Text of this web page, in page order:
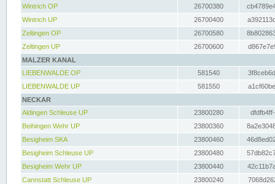
Wintrich OP
26700380
Wintrich UP
26700400
Zeltingen OP
26700580
Zeltingen UP
26700600
MALZER KANAL
LIEBENWALDE OP
581540
LIEBENWALDE UP
581550
NECKAR
Aldingen Schleuse UP
23800280
Beihingen Wehr UP
23800360
Besigheim SKA
23800460
Besigheim Schleuse UP
23800480
Besigheim Wehr UP
23800440
Cannstatt Schleuse UP
23800240